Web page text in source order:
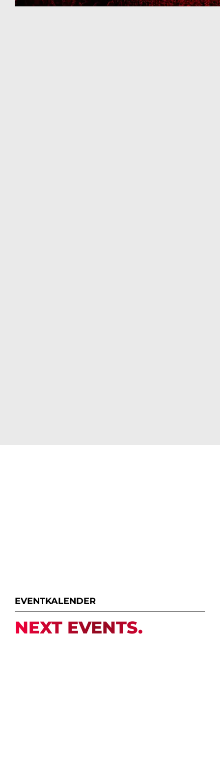
EVENTKALENDER
NEXT EVENTS.